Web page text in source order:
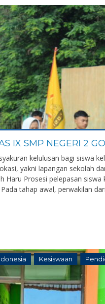
IX SMP NEGERI 2
kelulusan bagi siswa
yakni lapangan sekolah
Haru Prosesi pelepasan siswa
tahap awal, perwakilan
Kesiswaan